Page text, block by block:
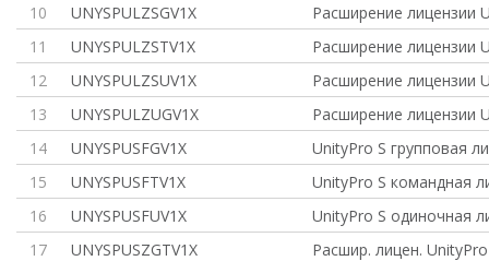
10 UNYSPULZSGV1X
Расширение лицензии
11
UNYSPULZSTV1X
Расширение лицензии
12
UNYSPULZSUV1X
Расширение лицензии
13
UNYSPULZUGV1X
Расширение лицензии
14
UNYSPUSFGV1X
UnityPro S групповая
15
UNYSPUSFTV1X
UnityPro S командная
16
UNYSPUSFUV1X
UnityPro S одиночная
17
UNYSPUSZGTV1X
Расшир. лицен. UnityPro